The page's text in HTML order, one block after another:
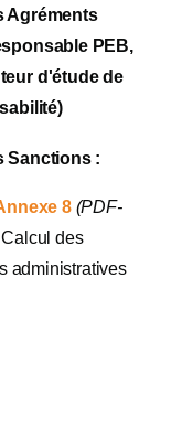
Agréments
PEB,
d'étude de
Sanctions :
8(PDF-
des
administratives